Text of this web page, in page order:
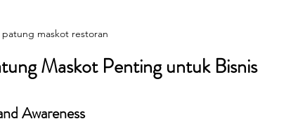
patung maskot restoran
Maskot Penting untuk Bisnis
Awareness